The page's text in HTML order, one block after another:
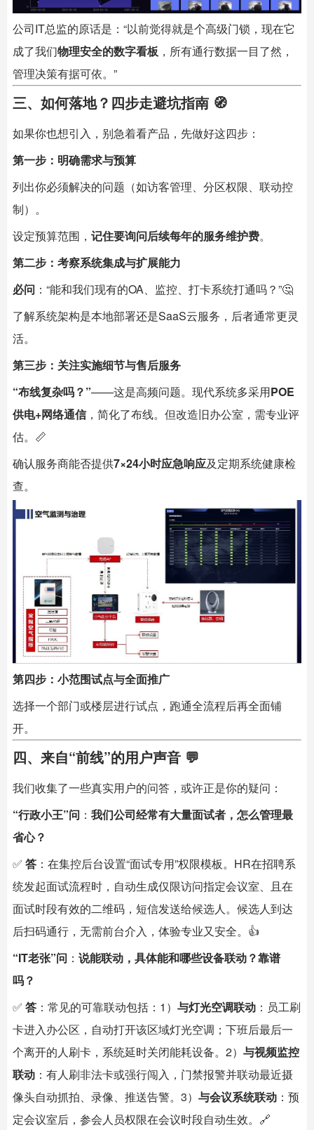
公司IT总监的原话是：“以前觉得就是个高级门锁，现在它
成了我们物理安全的数字看板 ，所有通行数据一目了然，
管理决策有据可依。”
三、如何落地？四步走避坑指南 🧭
如果你也想引入，别急着看产品，先做好这四步：
第一步：明确需求与预算
列出你必须解决的问题（如访客管理、分区权限、联动控
制）。
设定预算范围， 记住要询问后续每年的服务维护费。
第二步：考察系统集成与扩展能力
必问 ：“能和我们现有的OA、监控、打卡系统打通吗？”🤔
了解系统架构是本地部署还是SaaS云服务，后者通常更灵
活。
第三步：关注实施细节与售后服务
“布线复杂吗？”——这是高频问题。现代系统多采用POE
供电+网络通信，简化了布线。但改造旧办公室，需专业评
估。📏
确认服务商能否提供7×24小时应急响应及定期系统健康检
查。
第四步：小范围试点与全面推广
选择一个部门或楼层进行试点，跑通全流程后再全面铺
开。
四、来自“前线”的用户声音 💬
我们收集了一些真实用户的问答，或许正是你的疑问：
“行政小王”问 ： 我们公司经常有大量面试者，怎么管理最
省心？
✅ 答 ：在集控后台设置“面试专用”权限模板。HR在招聘系
统发起面试流程时，自动生成仅限访问指定会议室、且在
面试时段有效的二维码，短信发送给候选人。候选人到达
后扫码通行，无需前台介入，体验专业又安全。👍
“IT老张”问 ： 说能联动，具体能和哪些设备联动？靠谱
吗？
✅ 答 ：常见的可靠联动包括：1） 与灯光空调联动 ：员工刷
卡进入办公区，自动打开该区域灯光空调；下班后最后一
个离开的人刷卡，系统延时关闭能耗设备。2） 与视频监控
联动 ：有人刷非法卡或强行闯入，门禁报警并联动最近摄
像头自动抓拍、录像、推送告警。3） 与会议系统联动 ：预
定会议室后，参会人员权限在会议时段自动生效。🔗